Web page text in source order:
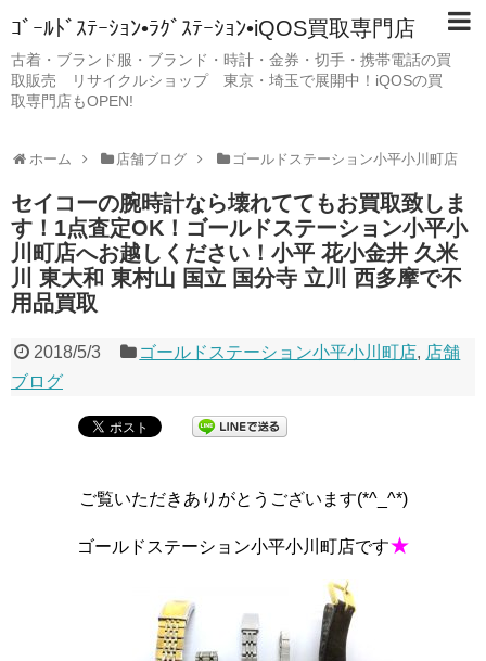
ｺﾞｰﾙﾄﾞｽﾃｰｼｮﾝ•ﾗｸﾞｽﾃｰｼｮﾝ•iQOS買取専門店
古着・ブランド服・ブランド・時計・金券・切手・携帯電話の買
取販売 リサイクルショップ 東京・埼玉で展開中！iQOSの買
取専門店もOPEN!
ホーム 店舗ブログ ゴールドステーション小平小川町店
セイコーの腕時計なら壊れててもお買取致しま
す！1点査定OK！ゴールドステーション小平小
川町店へお越しください！小平 花小金井 久米
川 東大和 東村山 国立 国分寺 立川 西多摩で不
用品買取
2018/5/3 ゴールドステーション小平小川町店, 店舗
ブログ
ご覧いただきありがとうございます(*^_^*)
ゴールドステーション小平小川町店です★